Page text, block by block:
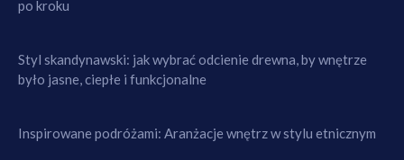
po kroku
Styl skandynawski: jak wybrać odcienie drewna, by wnętrze
było jasne, ciepłe i funkcjonalne
Inspirowane podróżami: Aranżacje wnętrz w stylu etnicznym